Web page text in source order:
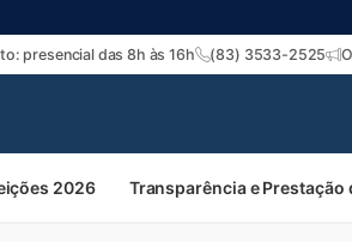
presencial das 8h às 16h (83) 3533-2525
2026 Transparência e Prestação